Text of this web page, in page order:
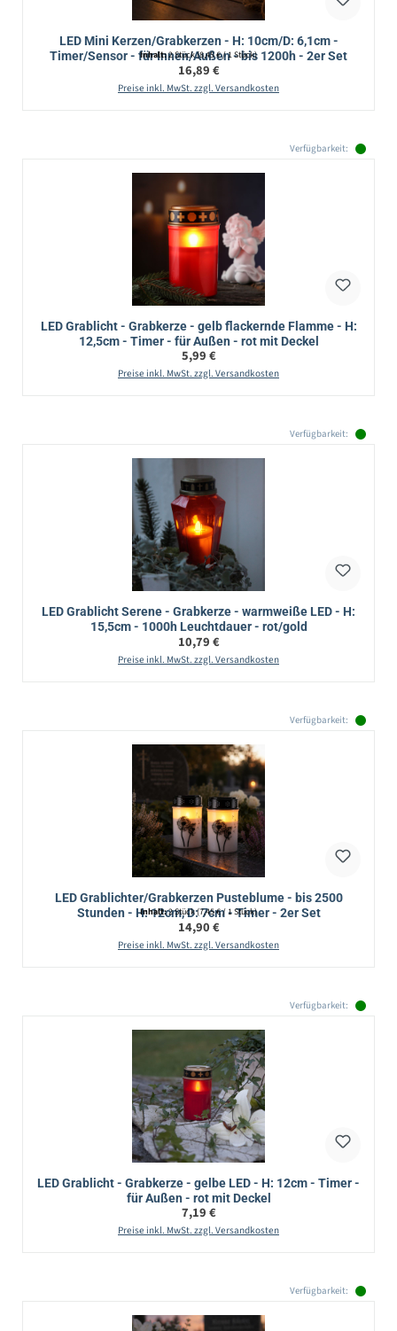
LED Mini Kerzen/Grabkerzen - H: 10cm/D: 6,1cm -
Timer/Sensor - für Innen/Außen - bis 1200h - 2er Set
Inhalt:2 Stück(8,45 € / 1 Stück)
Regulärer Preis:
16,89 €
Preise inkl. MwSt. zzgl. Versandkosten
Verfügbarkeit:
LED Grablicht - Grabkerze - gelb flackernde Flamme - H:
12,5cm - Timer - für Außen - rot mit Deckel
Regulärer Preis:
5,99 €
Preise inkl. MwSt. zzgl. Versandkosten
Verfügbarkeit:
LED Grablicht Serene - Grabkerze - warmweiße LED - H:
15,5cm - 1000h Leuchtdauer - rot/gold
Regulärer Preis:
10,79 €
Preise inkl. MwSt. zzgl. Versandkosten
Verfügbarkeit:
LED Grablichter/Grabkerzen Pusteblume - bis 2500
Stunden - H: 12cm, D: 7cm - Timer - 2er Set
Inhalt:2 Stück(7,45 € / 1 Stück)
Regulärer Preis:
14,90 €
Preise inkl. MwSt. zzgl. Versandkosten
Verfügbarkeit:
LED Grablicht - Grabkerze - gelbe LED - H: 12cm - Timer -
für Außen - rot mit Deckel
Regulärer Preis:
7,19 €
Preise inkl. MwSt. zzgl. Versandkosten
Verfügbarkeit: